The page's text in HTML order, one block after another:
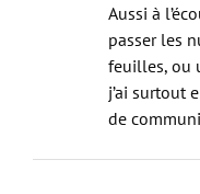
Aussi à
passer les
feuilles, ou
j’ai surtout
de